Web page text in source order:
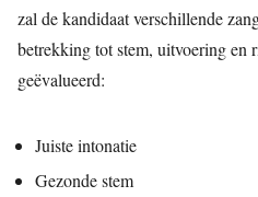
zal de kandidaat verschillende
betrekking tot stem, uitvoering en
geëvalueerd:
Juiste intonatie
Gezonde stem